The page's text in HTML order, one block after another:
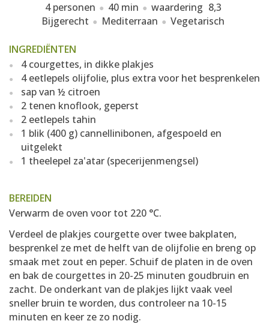
4 personen 40 min waardering 8,3
Bijgerecht
Mediterraan Vegetarisch
INGREDIËNTEN
4 courgettes, in dikke plakjes
4 eetlepels olijfolie, plus extra voor het besprenkelen
sap van ½ citroen
2 tenen knoflook, geperst
2 eetlepels tahin
1 blik (400 g) cannellinibonen, afgespoeld en
uitgelekt
1 theelepel za'atar (specerijenmengsel)
BEREIDEN
Verwarm de oven voor tot 220 °C.
Verdeel de plakjes courgette over twee bakplaten,
besprenkel ze met de helft van de olijfolie en breng op
smaak met zout en peper. Schuif de platen in de oven
en bak de courgettes in 20-25 minuten goudbruin en
zacht. De onderkant van de plakjes lijkt vaak veel
sneller bruin te worden, dus controleer na 10-15
minuten en keer ze zo nodig.